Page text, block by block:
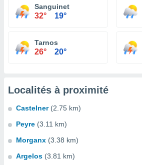
Sanguinet
32° 19°
Tarnos
26° 20°
Localités à proximité
Castelner (2.75 km)
Peyre (3.11 km)
Morganx (3.38 km)
Argelos (3.81 km)